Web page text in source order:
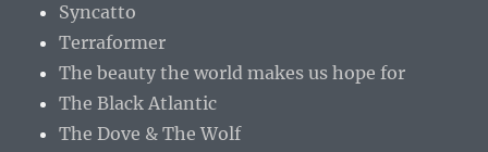
Syncatto
Terraformer
The beauty the world makes us hope for
The Black Atlantic
The Dove & The Wolf